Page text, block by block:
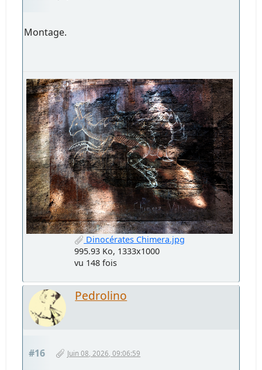
Montage.
Dinocérates Chimera.jpg
995.93 Ko, 1333x1000
vu 148 fois
Pedrolino
#16 Juin 08, 2026, 09:06:59